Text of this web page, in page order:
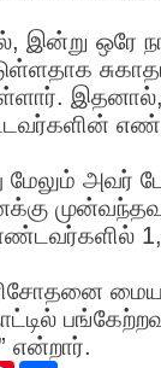
இன்று ஒரே
மேலும்
என்றார்.